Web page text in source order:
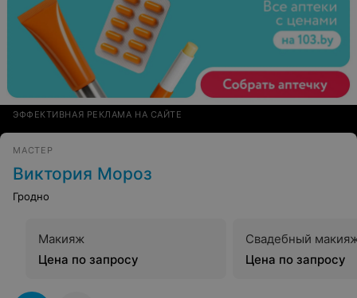
ЭФФЕКТИВНАЯ РЕКЛАМА НА САЙТЕ
МАСТЕР
Виктория Мороз
Гродно
Макияж
Цена по запросу
Свадебный
Цена по запросу